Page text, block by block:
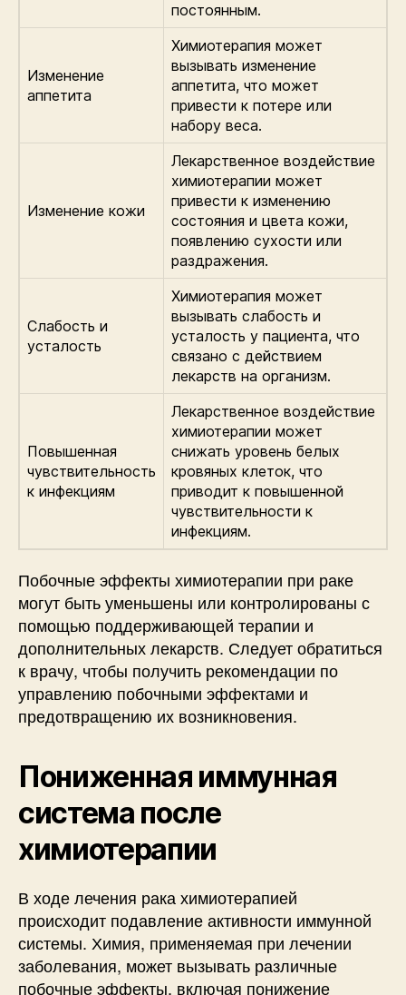
постоянным.
Изменение
аппетита
Химиотерапия может
вызывать изменение
аппетита, что может
привести к потере или
набору веса.
Изменение кожи
Лекарственное воздействие
химиотерапии может
привести к изменению
состояния и цвета кожи,
появлению сухости или
раздражения.
Слабость и
усталость
Химиотерапия может
вызывать слабость и
усталость у пациента, что
связано с действием
лекарств на организм.
Повышенная
чувствительность
к инфекциям
Лекарственное воздействие
химиотерапии может
снижать уровень белых
кровяных клеток, что
приводит к повышенной
чувствительности к
инфекциям.
Побочные эффекты химиотерапии при раке
могут быть уменьшены или контролированы с
помощью поддерживающей терапии и
дополнительных лекарств. Следует обратиться
к врачу, чтобы получить рекомендации по
управлению побочными эффектами и
предотвращению их возникновения.
Пониженная иммунная
система после
химиотерапии
В ходе лечения рака химиотерапией
происходит подавление активности иммунной
системы. Химия, применяемая при лечении
заболевания, может вызывать различные
побочные эффекты, включая понижение